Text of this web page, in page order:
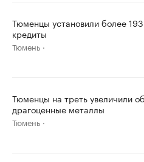
Тюменцы установили более
кредиты
Тюмень
Тюменцы на треть увеличили
драгоценные металлы
Тюмень